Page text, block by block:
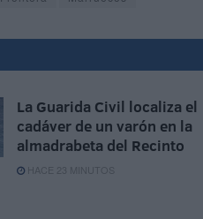
La Guarida Civil localiza el
cadáver de un varón en la
almadrabeta del Recinto
HACE 23 MINUTOS